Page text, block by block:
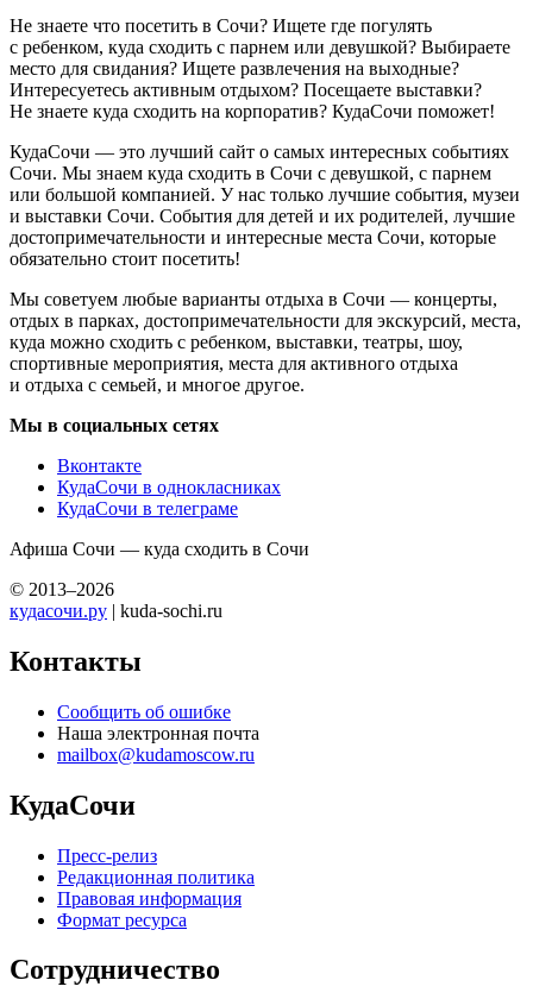
Не знаете что посетить в Сочи? Ищете где погулять
с ребенком, куда сходить с парнем или девушкой? Выбираете
место для свидания? Ищете развлечения на выходные?
Интересуетесь активным отдыхом? Посещаете выставки?
Не знаете куда сходить на корпоратив? КудаСочи поможет!
КудаСочи — это лучший сайт о самых интересных событиях
Сочи. Мы знаем куда сходить в Сочи с девушкой, с парнем
или большой компанией. У нас только лучшие события, музеи
и выставки Сочи. События для детей и их родителей, лучшие
достопримечательности и интересные места Сочи, которые
обязательно стоит посетить!
Мы советуем любые варианты отдыха в Сочи — концерты,
отдых в парках, достопримечательности для экскурсий, места,
куда можно сходить с ребенком, выставки, театры, шоу,
спортивные мероприятия, места для активного отдыха
и отдыха с семьей, и многое другое.
Мы в социальных сетях
Вконтакте
КудаСочи в однокласниках
КудаСочи в телеграме
Афиша Сочи — куда сходить в Сочи
© 2013–2026
кудасочи.ру | kuda-sochi.ru
Контакты
Сообщить об ошибке
Наша электронная почта
mailbox@kudamoscow.ru
КудаСочи
Пресс-релиз
Редакционная политика
Правовая информация
Формат ресурса
Сотрудничество